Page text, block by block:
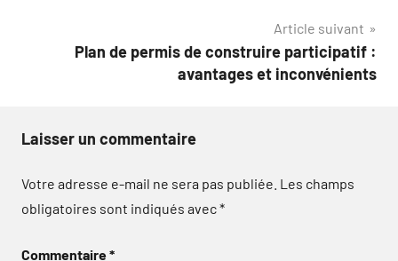
Article suivant
Plan de permis de construire participatif :
avantages et inconvénients
Laisser un commentaire
Votre adresse e-mail ne sera pas publiée. Les champs
obligatoires sont indiqués avec*
Commentaire*